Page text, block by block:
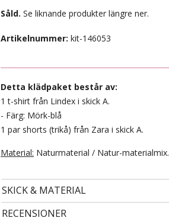
Såld. Se liknande produkter längre ner.
Artikelnummer: kit-146053
Detta klädpaket består av:
1 t-shirt från Lindex i skick A.
- Färg: Mörk-blå
1 par shorts (trikå) från Zara i skick A.
Material: Naturmaterial / Natur-materialmix.
SKICK & MATERIAL
RECENSIONER